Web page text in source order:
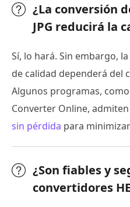
¿La conversión
JPG reducirá la
Sí, lo hará. Sin embargo,
de calidad dependerá del
Algunos programas,
Converter Online, admiten
sin pérdida para
¿Son fiables y
convertidores